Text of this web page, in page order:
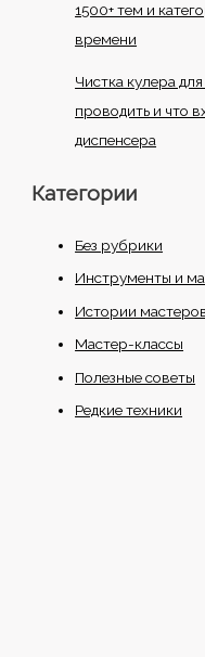
1500+ тем и
времени
Чистка кулера
проводить и что
диспенсера
Категории
Без рубрики
Инструменты и
Истории
Мастер-классы
Полезные советы
Редкие техники